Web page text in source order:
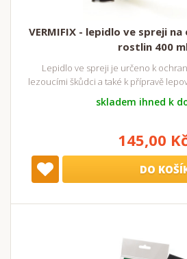
VERMIFIX - lepidlo ve spreji
rostlin 400
Lepidlo ve spreji je určeno k
lezoucími škůdci a také k přípravě
skladem ihned k
145,00
DO